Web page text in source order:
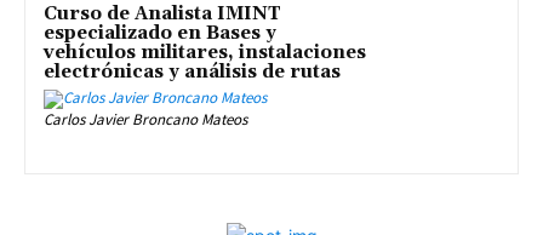
Curso de Analista IMINT
especializado en Bases y
vehículos militares, instalaciones
electrónicas y análisis de rutas
Carlos Javier Broncano Mateos